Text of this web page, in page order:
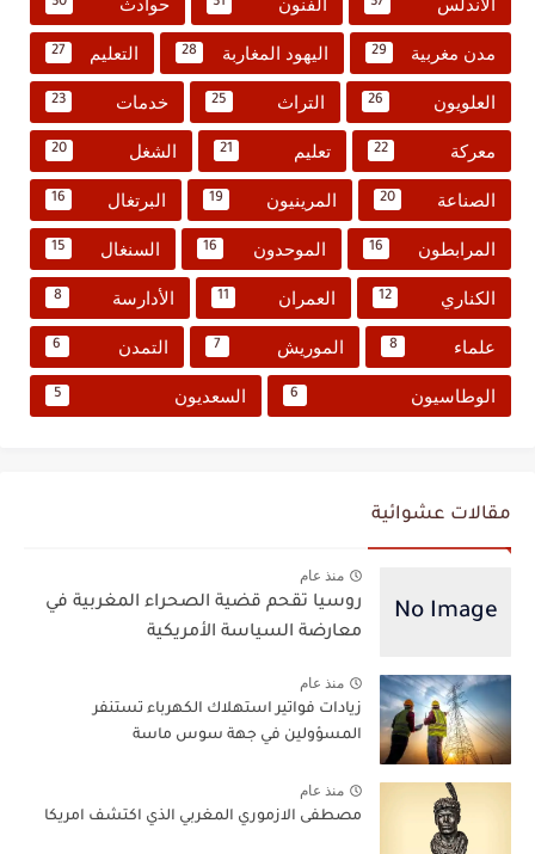
37
31
30
مدن مغربية 29 اليهود المغاربة 28 التعليم 27
العلويون 26 التراث 25 خدمات 23
معركة 22 تعليم 21 الشغل 20
الصناعة 20 المرينيون 19 البرتغال 16
المرابطون 16 الموحدون 16 السنغال 15
الكناري 12 العمران 11 الأدارسة 8
علماء 8 الموريش 7 التمدن 6
الوطاسيون 6 السعديون 5
مقالات عشوائية
منذ عام
روسيا تقحم قضية الصحراء المغربية في
معارضة السياسة الأمريكية
منذ عام
زيادات فواتير استهلاك الكهرباء تستنفر
المسؤولين في جهة سوس ماسة
منذ عام
مصطفى الازموري المغربي الذي اكتشف امريكا